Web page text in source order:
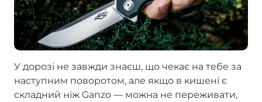
У дорозі не завжди знаєш, що чекає на тебе за
наступним поворотом, але якщо в кишені є
складний ніж Ganzo — можна не переживати,